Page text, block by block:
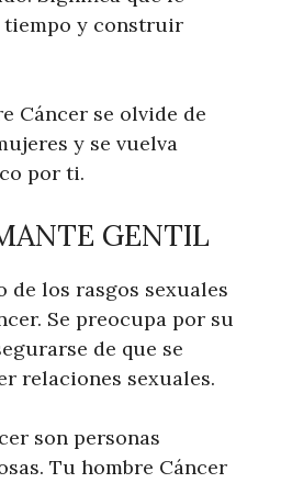
tiempo y construir
Cáncer se olvide de
y se vuelva
por ti.
GENTIL
de los rasgos sexuales
Se preocupa por su
de que se
relaciones sexuales.
son personas
Tu hombre Cáncer